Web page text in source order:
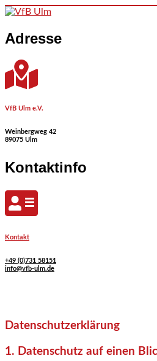
Skip to content
Adresse
VfB Ulm e.V.
Weinbergweg 42
89075 Ulm
Kontaktinfo
Kontakt
+49 (0)731 58151
info@vfb-ulm.de
Datenschutzerklärung
1. Datenschutz auf einen